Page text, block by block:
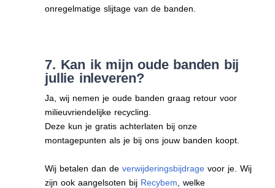
onregelmatige slijtage van de banden.
7. Kan ik mijn oude banden bij
jullie inleveren?
Ja, wij nemen je oude banden graag retour voor
milieuvriendelijke recycling.
Deze kun je gratis achterlaten bij onze
montagepunten als je bij ons jouw banden koopt.
Wij betalen dan deverwijderingsbijdrage voor je. Wij
zijn ook aangelsoten bij Recybem , welke